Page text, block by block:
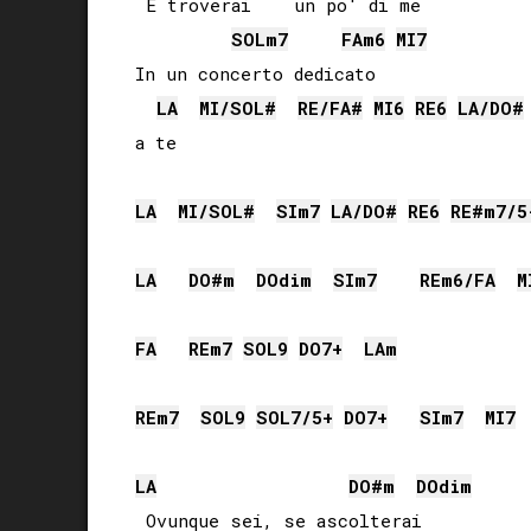
E troverai    un po' di me
SOLm7 FAm6 MI7
In un concerto dedicato
LA
MI/SOL# RE/FA# MI6 RE6 LA/DO#
a te
LA MI/SOL# SIm7 LA/DO# RE6 RE#m7/
LA DO#m DOdim SIm7 REm6/FA
FA REm7 SOL9 DO7+ LAm
REm7 SOL9 SOL7/5+ DO7+ SIm7 MI7
LA DO#m DOdim